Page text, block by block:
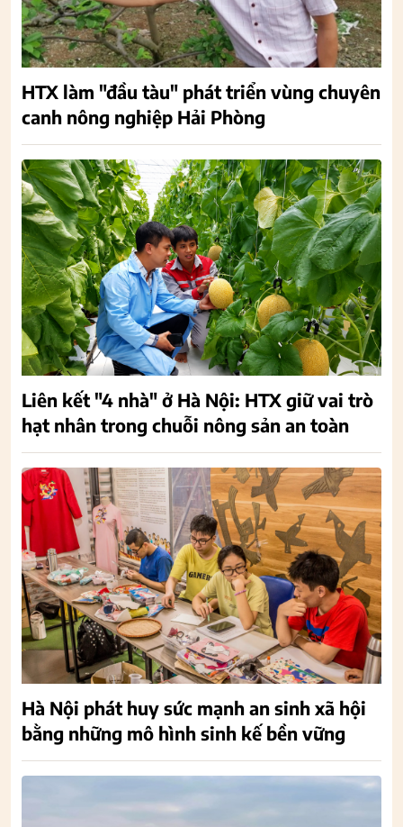
HTX làm "đầu tàu" phát triển vùng chuyên
canh nông nghiệp Hải Phòng
Liên kết "4 nhà" ở Hà Nội: HTX giữ vai trò
hạt nhân trong chuỗi nông sản an toàn
Hà Nội phát huy sức mạnh an sinh xã hội
bằng những mô hình sinh kế bền vững